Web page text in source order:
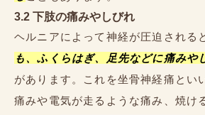
3.2 下肢の痛みやしびれ
ヘルニアによって神経が圧迫される
も、ふくらはぎ、足先などに痛みや
があります。これを坐骨神経痛とい
痛みや電気が走るような痛み、焼け